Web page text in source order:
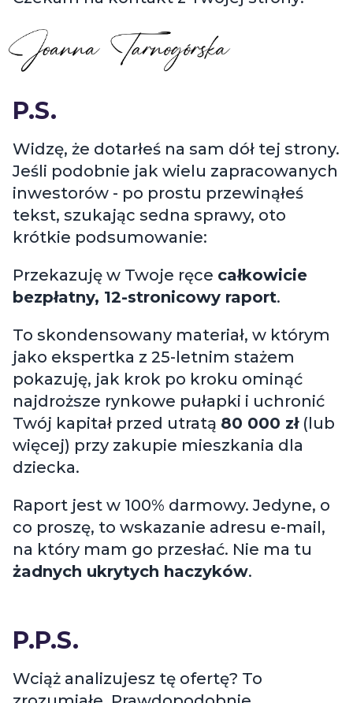
Czekam na kontakt z Twojej strony!
P.S.
Widzę, że dotarłeś na sam dół tej strony.
Jeśli podobnie jak wielu zapracowanych
inwestorów - po prostu przewinąłeś
tekst, szukając sedna sprawy, oto
krótkie podsumowanie:
Przekazuję w Twoje ręce
całkowicie
bezpłatny, 12-stronicowy raport
To skondensowany materiał, w którym
jako ekspertka z 25-letnim stażem
pokazuję, jak krok po kroku ominąć
najdroższe rynkowe pułapki i uchronić
Twój kapitał przed utratą
80 000 zł
(lub
więcej) przy zakupie mieszkania dla
Raport jest w 100% darmowy. Jedyne, o
co proszę, to wskazanie adresu e-mail,
na który mam go przesłać. Nie ma tu
żadnych ukrytych haczyków
P.P.S.
Wciąż analizujesz tę ofertę? To